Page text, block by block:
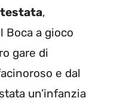
testata,
Boca a gioco
gare di
e dal
un’infanzia